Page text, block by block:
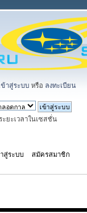
ข้าสู่ระบบ หรือ ลงทะเบียน
ยะเวลาในเซสชั่น
สู่ระบบ สมัครสมาชิก